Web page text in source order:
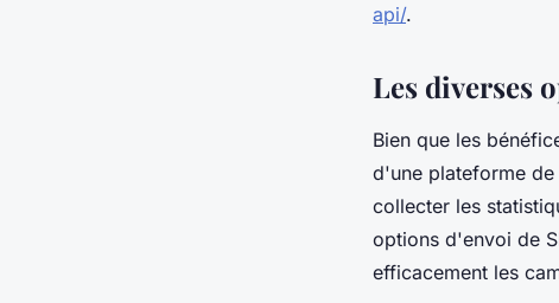
api/.
Les diverses
Bien que les
d'une plateforme
collecter les
options d'envoi de
efficacement les